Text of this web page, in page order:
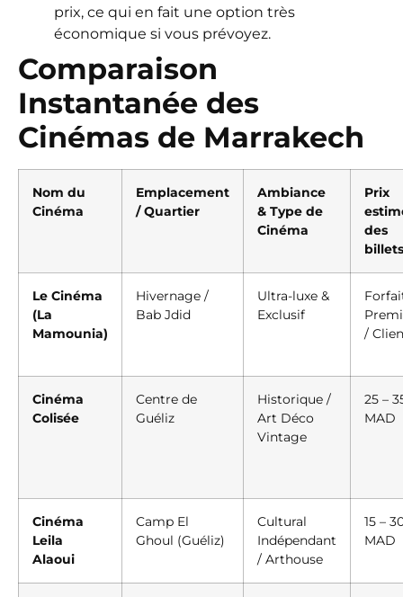
prix, ce qui en fait une option très
économique si vous prévoyez.
Comparaison
Instantanée des
Cinémas de Marrakech
Nom du
Cinéma
Emplacement
/ Quartier
Ambiance
& Type de
Cinéma
Prix
des
billets
Le Cinéma
(La
Mamounia)
Hivernage /
Bab Jdid
Ultra-luxe &
Exclusif
/
Cinéma
Colisée
Centre de
Guéliz
Historique /
Art Déco
Vintage
25 –
MAD
Cinéma
Leila
Alaoui
Camp El
Ghoul (Guéliz)
Cultural
Indépendant
/ Arthouse
15 –
MAD